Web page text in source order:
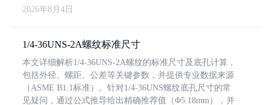
2026年8月4日
1/4-36UNS-2A螺纹标准尺寸
本文详细解析1/4-36UNS-2A螺纹的标准尺寸及底孔计算，
包括外径、螺距、公差等关键参数，并提供专业数据来源
（ASME B1.1标准）。针对1/4-36UNS螺纹底孔尺寸的常
见疑问，通过公式推导给出精确推荐值（Φ5.18mm），并